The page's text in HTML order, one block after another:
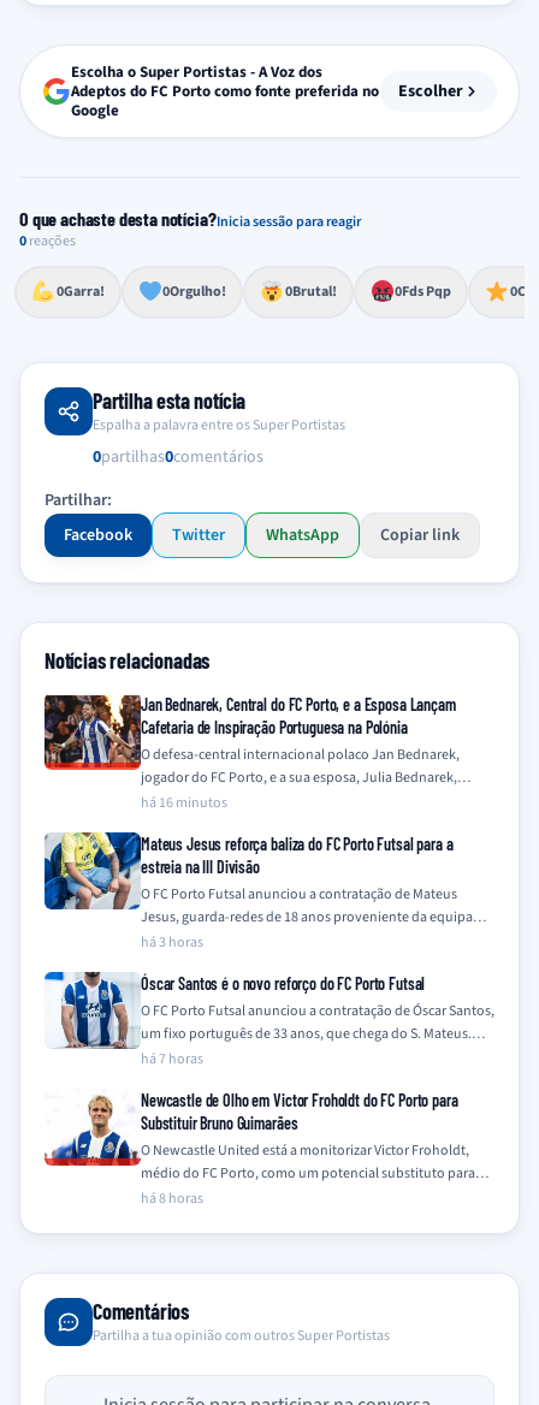
Escolha o Super Portistas - A Voz dos
Adeptos do FC Porto como fonte preferida no
Google
Escolher
O que achaste desta notícia?Inicia sessão para reagir
0reações
0Garra!
Esforço, determinação, aprovação forte
0Orgulho!
Lealdade, amor clubístico, sentimento profundo
0Brutal!
Impressionante, chocante, de grande impacto 0Fds Pqp
Reação de desespero, raiva, frustração ou espanto extremo 0
Excelência, destaque, o melhor
Partilha esta notícia
Espalha a palavra entre os Super Portistas
0partilhas0comentários
Partilhar:
Facebook
Twitter WhatsApp Copiar link
Notícias relacionadas
Jan Bednarek, Central do FC Porto, e a Esposa Lançam
Cafetaria de Inspiração Portuguesa na Polónia
O defesa-central internacional polaco Jan Bednarek,
jogador do FC Porto, e a sua esposa, Julia Bednarek,
embarcaram numa nova iniciativa empresarial na…
há 16 minutos
Mateus Jesus reforça baliza do FC Porto Futsal para a
estreia na III Divisão
O FC Porto Futsal anunciou a contratação de Mateus
Jesus, guarda-redes de 18 anos proveniente da equipa
Sub-19 do clube, para a…
há 3 horas
Óscar Santos é o novo reforço do FC Porto Futsal
O FC Porto Futsal anunciou a contratação de Óscar Santos,
um fixo português de 33 anos, que chega do S. Mateus.
O…
há 7 horas
Newcastle de Olho em Victor Froholdt do FC Porto para
Substituir Bruno Guimarães
O Newcastle United está a monitorizar Victor Froholdt,
médio do FC Porto, como um potencial substituto para
Bruno Guimarães, que se encontra…
há 8 horas
Comentários
Partilha a tua opinião com outros Super Portistas